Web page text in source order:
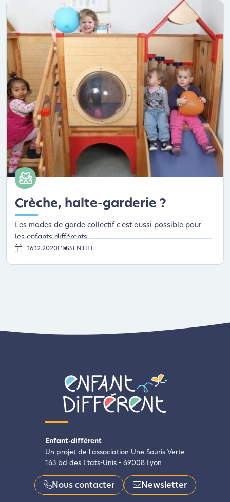
Crèche, halte-garderie ?
Les modes de garde collectif c'est aussi possible pour
les enfants différents…
16.12.2020L’ESSENTIEL
Enfant-différent
Un projet de l'association Une Souris Verte
163 bd des Etats-Unis - 69008 Lyon
Nous contacter Newsletter